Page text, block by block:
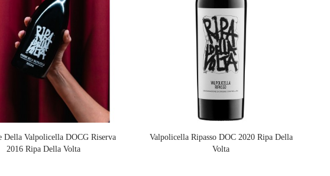
Della Valpolicella DOCG Riserva
2016 Ripa Della Volta
Valpolicella Ripasso DOC 2020 Ripa Della
Volta